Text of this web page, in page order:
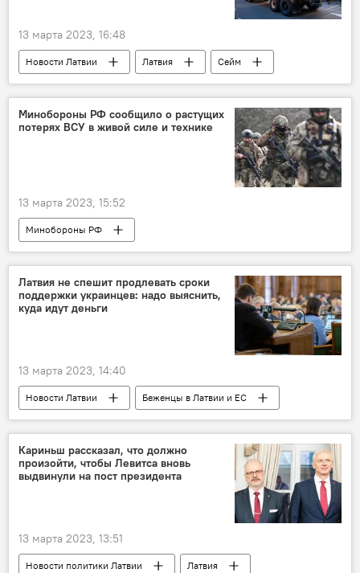
13 марта 2023, 16:48
Новости Латвии Латвия
Сейм
Минобороны Латвии
Бюджет Латвии
Минобороны РФ сообщило о растущих
потерях ВСУ в живой силе и технике
13 марта 2023, 15:52
Минобороны РФ
Операция по демилитаризации Украины
Россия
Украина
военная операция
военная техника
военнослужащие
Латвия не спешит продлевать сроки
поддержки украинцев: надо выяснить,
куда идут деньги
13 марта 2023, 14:40
Новости Латвии
Беженцы в Латвии и ЕС
конфликт в Донбассе
Кариньш рассказал, что должно
произойти, чтобы Левитса вновь
выдвинули на пост президента
13 марта 2023, 13:51
Новости политики Латвии
Латвия